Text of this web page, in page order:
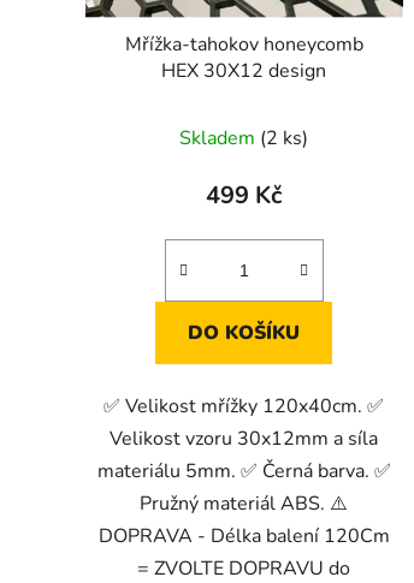
Mřížka-tahokov honeycomb
HEX 30X12 design
Skladem (2 ks)
499 Kč
DO KOŠÍKU
✅ Velikost mřížky 120x40cm. ✅
Velikost vzoru 30x12mm a síla
materiálu 5mm. ✅ Černá barva. ✅
Pružný materiál ABS. ⚠️
DOPRAVA - Délka balení 120Cm
= ZVOLTE DOPRAVU do